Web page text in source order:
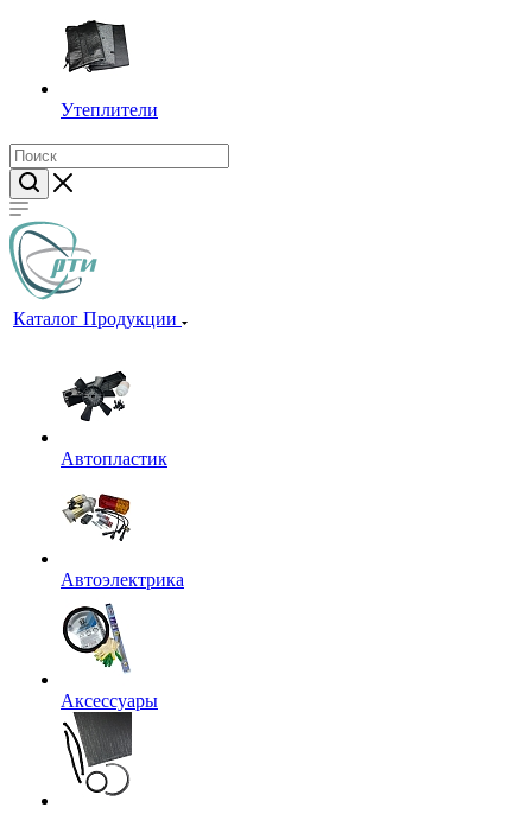
Утеплители
Каталог Продукции
Автопластик
Автоэлектрика
Аксессуары